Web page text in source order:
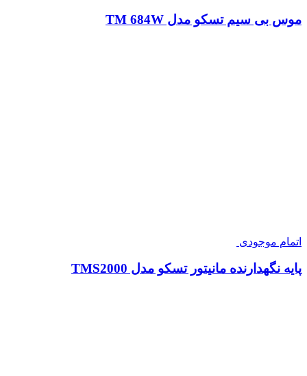
موس بی سیم تسکو مدل TM 684W
اتمام موجودی
پایه نگهدارنده مانیتور تسکو مدل TMS2000